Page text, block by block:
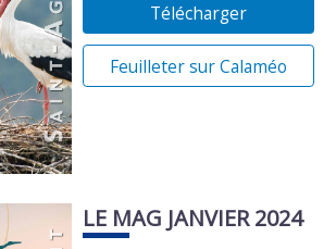
Télécharger
Feuilleter sur Calaméo
LE MAG JANVIER 2024